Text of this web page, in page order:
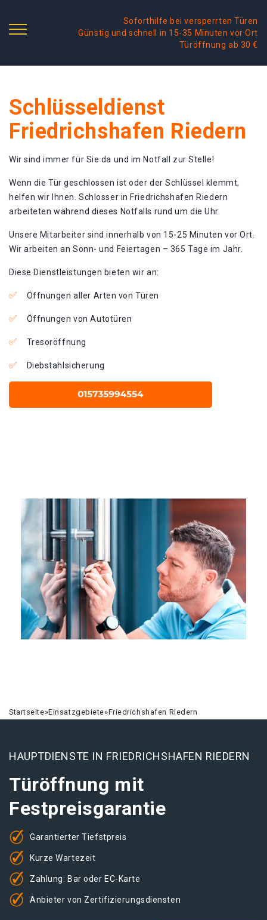
Soforthilfe bei versperrten Türen
Günstig und schnell in 15-35 Minuten vor Ort
Türöffnung ab 30 €
Schlüsseldienst
Friedrichshafen Riedern
Wir sind immer für Sie da und im Notfall zur Stelle!
Wenn die Tür geschlossen ist oder der Schlüssel klemmt,
helfen wir Ihnen. Schlosser in Friedrichshafen Riedern
arbeiteten während dieses Notfalls rund um die Uhr.
Unsere Mitarbeiter sind innerhalb von 15-25 Minuten vor Ort.
Wir arbeiten an Sonn- und Feiertagen – 365 Tage im Jahr.
Diese Dienstleistungen bieten wir an:
Öffnungen aller Arten von Türen
Öffnungen von Autotüren
Tresoröffnung
Diebstahlsicherung
Startseite»Einsatzgebiete»Friedrichshafen Riedern
HAUPTDIENSTE IN FRIEDRICHSHAFEN RIEDERN
Türöffnung mit
Festpreisgarantie
Garantierter Tiefstpreis
Kurze Wartezeit
Zahlung: Bar oder EC-Karte
Anbieter von Zertifizierungsdiensten